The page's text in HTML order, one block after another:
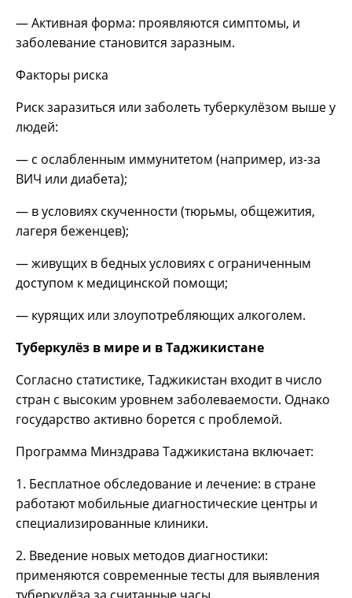
— Активная форма: проявляются симптомы, и
заболевание становится заразным.
Факторы риска
Риск заразиться или заболеть туберкулёзом выше у
людей:
— с ослабленным иммунитетом (например, из-за
ВИЧ или диабета);
— в условиях скученности (тюрьмы, общежития,
лагеря беженцев);
— живущих в бедных условиях с ограниченным
доступом к медицинской помощи;
— курящих или злоупотребляющих алкоголем.
Туберкулёз в мире и в Таджикистане
Согласно статистике, Таджикистан входит в число
стран с высоким уровнем заболеваемости. Однако
государство активно борется с проблемой.
Программа Минздрава Таджикистана включает:
1. Бесплатное обследование и лечение: в стране
работают мобильные диагностические центры и
специализированные клиники.
2. Введение новых методов диагностики:
применяются современные тесты для выявления